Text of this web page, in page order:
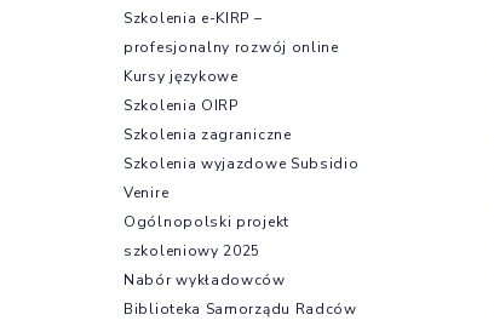
Szkolenia e-KIRP –
profesjonalny rozwój online
Kursy językowe
Szkolenia OIRP
Szkolenia zagraniczne
Szkolenia wyjazdowe Subsidio
Venire
Ogólnopolski projekt
szkoleniowy 2025
Nabór wykładowców
Biblioteka Samorządu Radców